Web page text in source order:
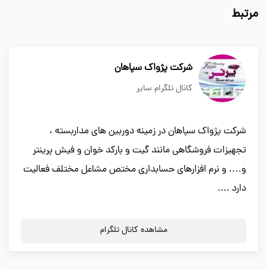
مرتبط
شرکت پژواک سپاهان
کانال تلگرام سایر
شرکت پژواک سپاهان در زمینه دوربین های مداربسته ،
تجهیزات فروشگاهی مانند گیت و بارکد خوان و فیش پرینتر
و…. و نرم افزارهای حسابداری مختص مشاعل مختلف فعالیت
دارد ....
مشاهده کانال تلگرام